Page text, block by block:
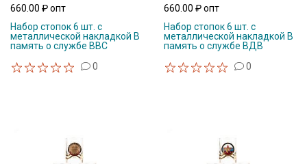
660.00 ₽ опт
Набор стопок 6 шт. с
металлической накладкой В
память о службе ВВС
0
660.00 ₽ опт
Набор стопок 6 шт. с
металлической накладкой В
память о службе ВДВ
0